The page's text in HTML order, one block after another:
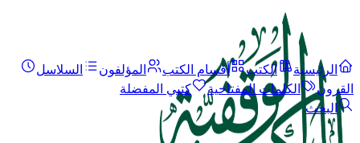
الرئيسية الكتب أقسام الكتب المؤلفون
السلاسل
القرون
الكلمات المفتاحية
كتبي المفضلة
البحث